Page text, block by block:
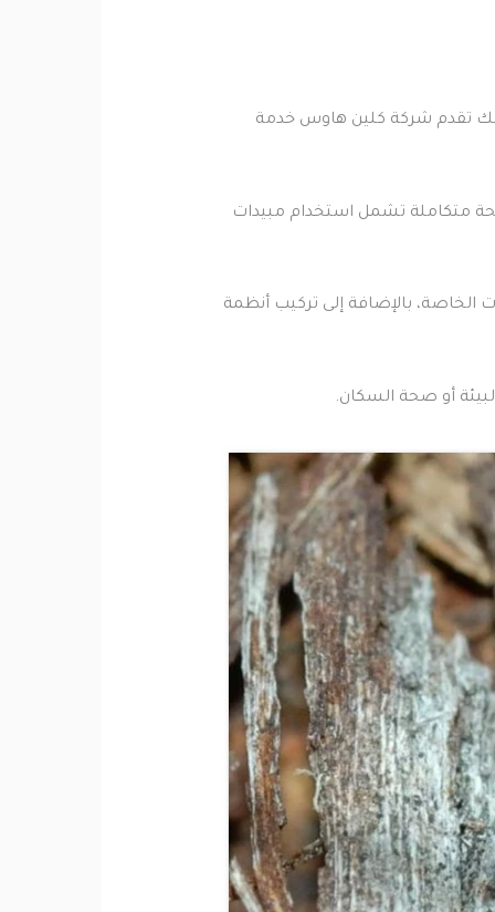
تقدم شركة كلين هاوس خدمة
متكاملة تشمل استخدام مبيدات
بالإضافة إلى تركيب أنظمة
أو صحة السكان.